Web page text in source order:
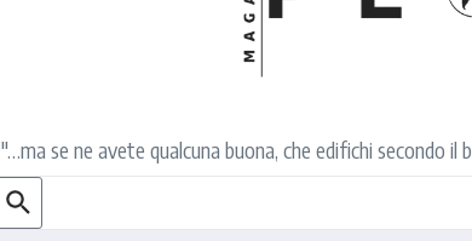
"…ma se ne avete qualcuna buona, che edifichi secondo